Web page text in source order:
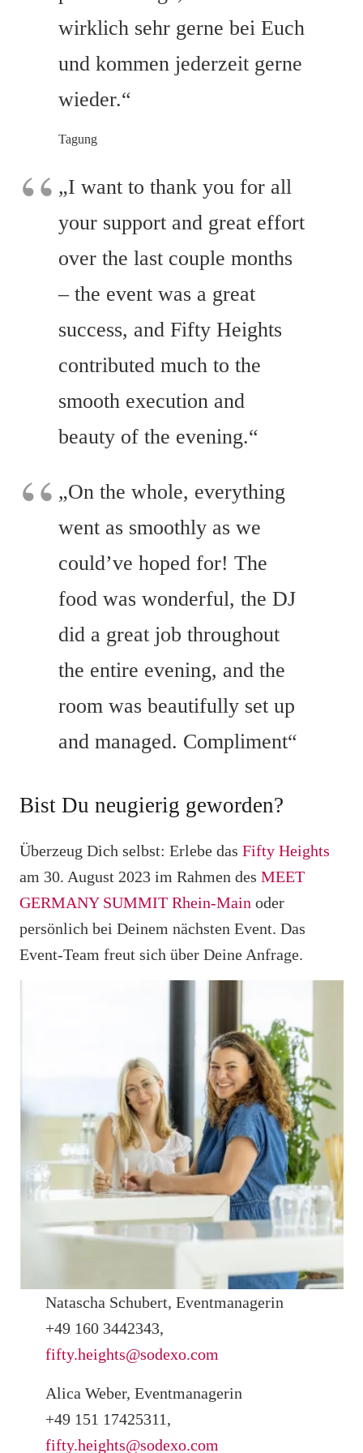
wirklich sehr gerne bei Euch
und kommen jederzeit gerne
wieder.“
Tagung
„I want to thank you for all
your support and great effort
over the last couple months
– the event was a great
success, and Fifty Heights
contributed much to the
smooth execution and
beauty of the evening.“
„On the whole, everything
went as smoothly as we
could’ve hoped for! The
food was wonderful, the DJ
did a great job throughout
the entire evening, and the
room was beautifully set up
and managed. Compliment“
Bist Du neugierig geworden?
Überzeug Dich selbst: Erlebe das Fifty Heights
am 30. August 2023 im Rahmen des MEET
GERMANY SUMMIT Rhein-Main oder
persönlich bei Deinem nächsten Event. Das
Event-Team freut sich über Deine Anfrage.
Natascha Schubert, Eventmanagerin
+49 160 3442343,
fifty.heights@sodexo.com
Alica Weber, Eventmanagerin
+49 151 17425311,
fifty.heights@sodexo.com